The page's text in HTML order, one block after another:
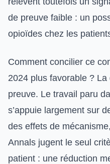
de preuve faible : un
opioïdes chez les
Comment concilier ce
2024 plus favorable ?
preuve. Le travail paru
s’appuie largement sur
des effets de
Annals jugent le seul
patient : une réduction